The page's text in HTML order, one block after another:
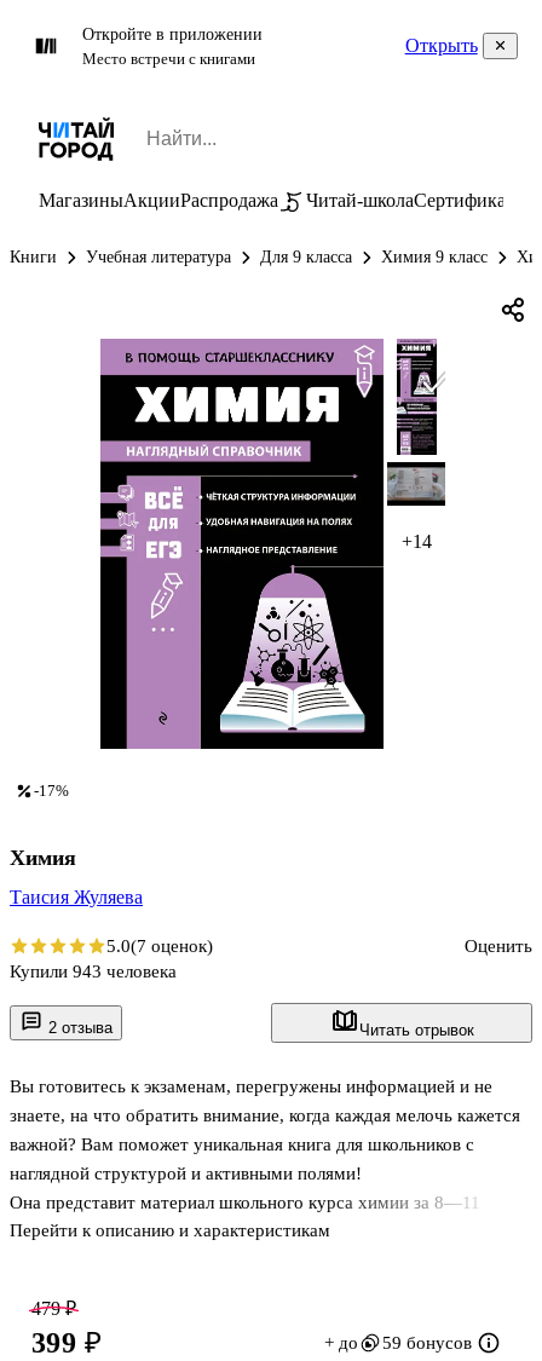
Откройте в приложении
Место встречи с книгами
Открыть
МагазиныАкцииРаспродажа Читай-школаСертификаты
Книги Учебная литература Для 9 класса Химия 9 класс
+14
2 отзыва Читать отрывок
Вы готовитесь к экзаменам, перегружены информацией и не
знаете, на что обратить внимание, когда каждая мелочь кажется
важной? Вам поможет уникальная книга для школьников с
наглядной структурой и активными полями!
Она представит материал школьного курса химии за 8—11
классы в доступном изложении, а особый макет издания выделит
информации, сохраняя ваше время и увеличивая
продуктивность. В справочнике вы найдете важные сведения по
Перейти к описанию и характеристикам
-17%
Химия
Таисия Жуляева
5.0(7 оценок)
Оценить
Купили 943 человека
479 ₽
399 ₽ + до 59 бонусов